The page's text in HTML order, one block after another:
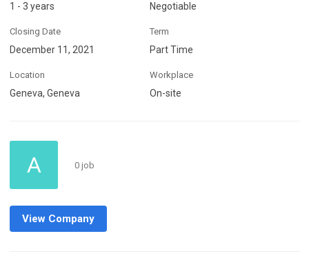
1 - 3 years Negotiable
Closing Date
December 11, 2021
Term
Part Time
Location
Geneva, Geneva
Workplace
On-site
A 0 job
View Company